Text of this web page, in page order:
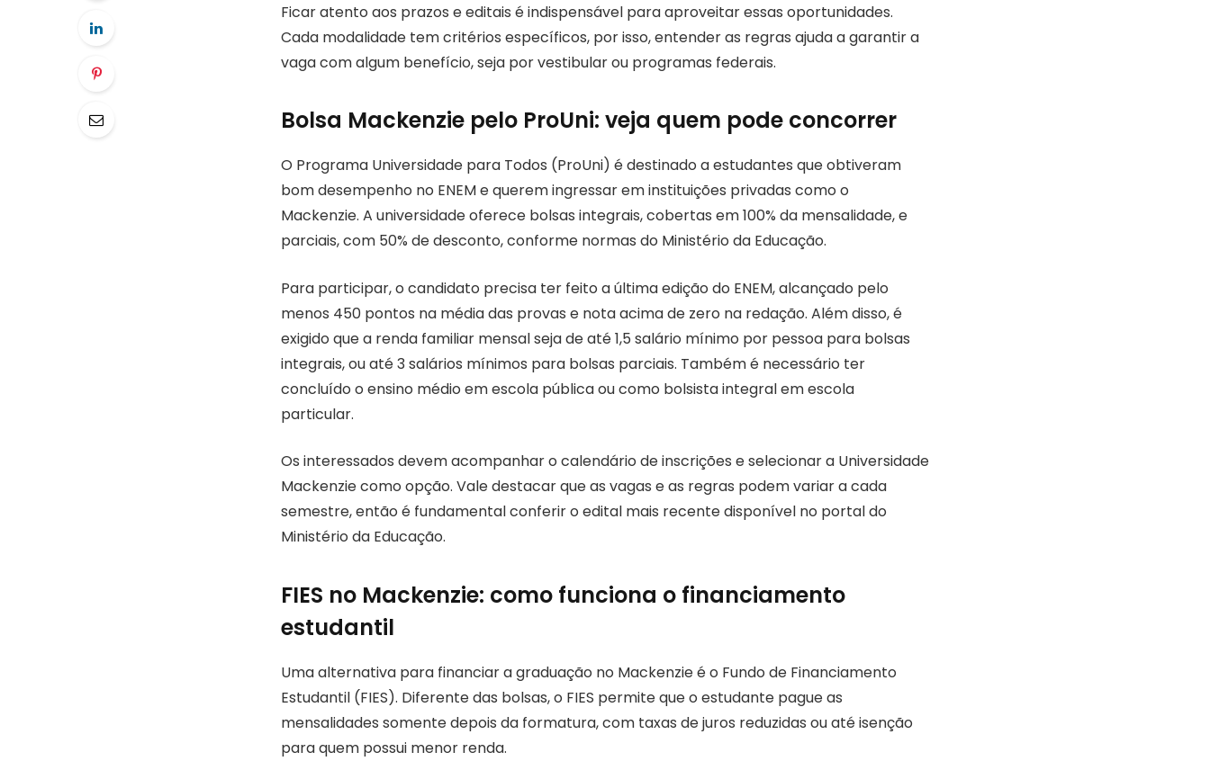
Ficar atento aos prazos e editais é indispensável para aproveitar essas oportunidades.
Cada modalidade tem critérios específicos, por isso, entender as regras ajuda a garantir a
vaga com algum benefício, seja por vestibular ou programas federais.
Bolsa Mackenzie pelo ProUni: veja quem pode concorrer
O Programa Universidade para Todos (ProUni) é destinado a estudantes que obtiveram
bom desempenho no ENEM e querem ingressar em instituições privadas como o
Mackenzie. A universidade oferece bolsas integrais, cobertas em 100% da mensalidade, e
parciais, com 50% de desconto, conforme normas do Ministério da Educação.
Para participar, o candidato precisa ter feito a última edição do ENEM, alcançado pelo
menos 450 pontos na média das provas e nota acima de zero na redação. Além disso, é
exigido que a renda familiar mensal seja de até 1,5 salário mínimo por pessoa para bolsas
integrais, ou até 3 salários mínimos para bolsas parciais. Também é necessário ter
concluído o ensino médio em escola pública ou como bolsista integral em escola
particular.
Os interessados devem acompanhar o calendário de inscrições e selecionar a Universidade
Mackenzie como opção. Vale destacar que as vagas e as regras podem variar a cada
semestre, então é fundamental conferir o edital mais recente disponível no portal do
Ministério da Educação.
FIES no Mackenzie: como funciona o financiamento
estudantil
Uma alternativa para financiar a graduação no Mackenzie é o Fundo de Financiamento
Estudantil (FIES). Diferente das bolsas, o FIES permite que o estudante pague as
mensalidades somente depois da formatura, com taxas de juros reduzidas ou até isenção
para quem possui menor renda.